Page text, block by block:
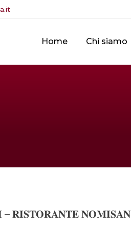
Home Chi siamo
– 𝐑𝐈𝐒𝐓𝐎𝐑𝐀𝐍𝐓𝐄 𝐍𝐎𝐌𝐈𝐒𝐀𝐍